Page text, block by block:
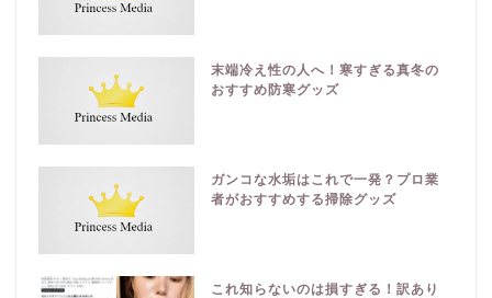
末端冷え性の人へ！寒すぎる真冬の
おすすめ防寒グッズ
ガンコな水垢はこれで一発？プロ業
者がおすすめする掃除グッズ
これ知らないのは損すぎる！訳あり